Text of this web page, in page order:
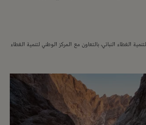
الغطاء النباتي، بالتعاون مع المركز الوطني لتنمية الغطاء